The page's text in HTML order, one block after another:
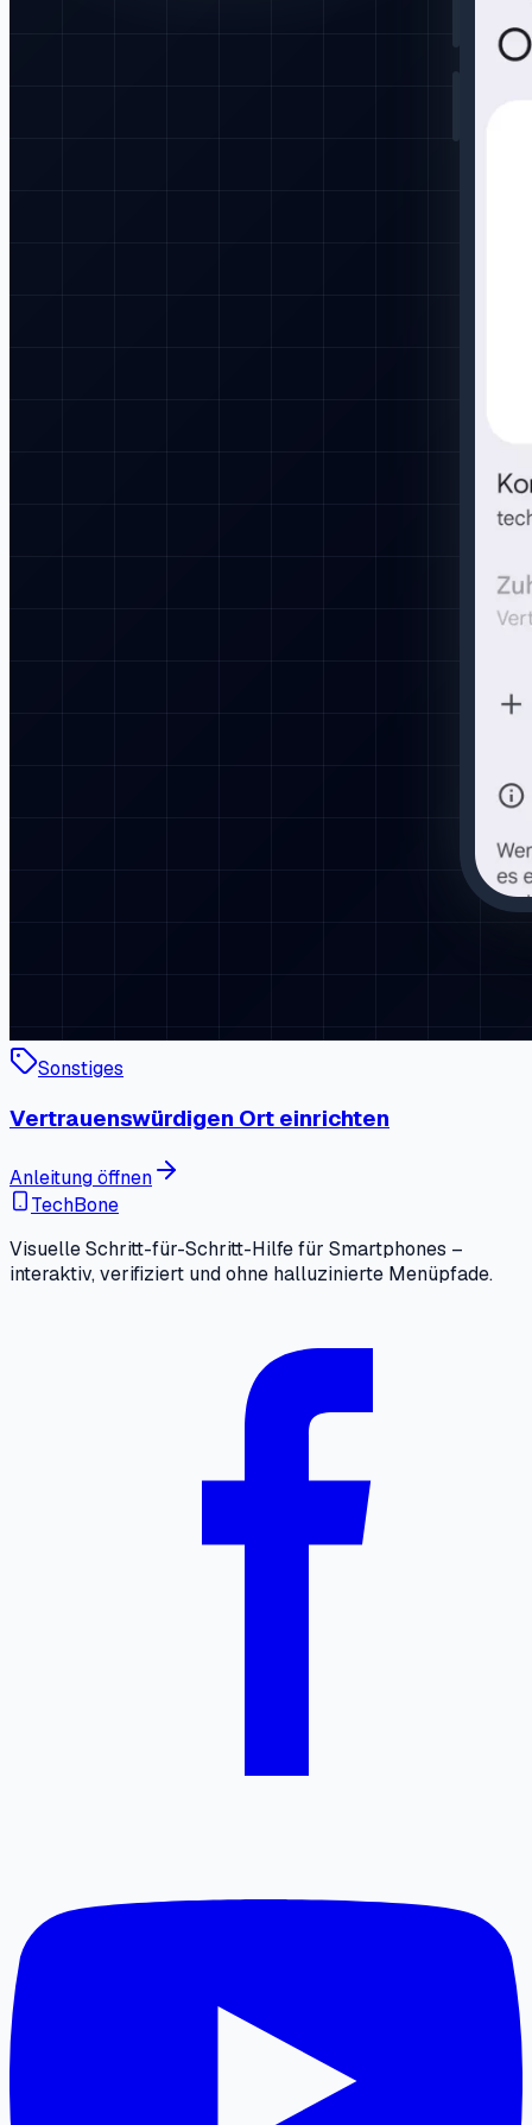
Sonstiges
Vertrauenswürdigen Ort einrichten
Anleitung öffnen
TechBone
Visuelle Schritt-für-Schritt-Hilfe für Smartphones –
interaktiv, verifiziert und ohne halluzinierte Menüpfade.